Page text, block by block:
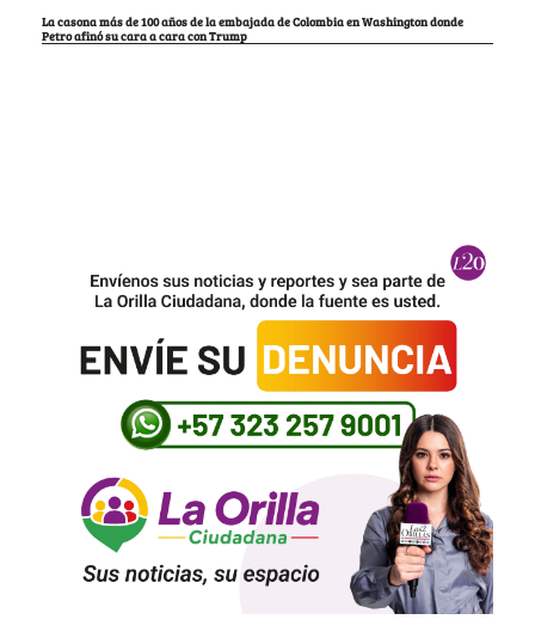
La casona más de 100 años de la embajada de Colombia en Washington donde
Petro afinó su cara a cara con Trump